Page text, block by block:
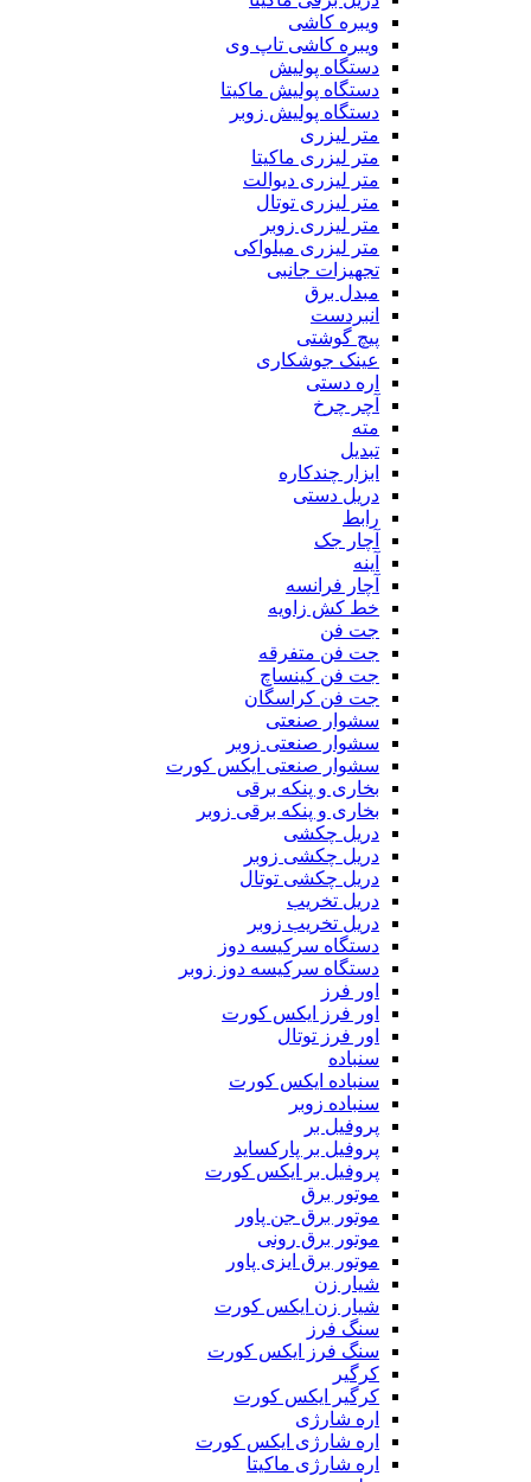
ویبره کاشی
ویبره کاشی تاپ وی
دستگاه پولیش
دستگاه پولیش ماکیتا
دستگاه پولیش زوبر
متر لیزری
متر لیزری ماکیتا
متر لیزری دیوالت
متر لیزری توتال
متر لیزری زوبر
متر لیزری میلواکی
تجهیزات جانبی
مبدل برق
انبردست
پیچ گوشتی
عینک جوشکاری
اره دستی
آچر چرخ
مته
تبدیل
ابزار چندکاره
دریل دستی
رابط
آچار جک
آینه
آچار فرانسه
خط کش زاویه
جت فن
جت فن متفرقه
جت فن کینساچ
جت فن کراسگان
سشوار صنعتی
سشوار صنعتی زوبر
سشوار صنعتی ایکس کورت
بخاری و پنکه برقی
بخاری و پنکه برقی زوبر
دریل چکشی
دریل چکشی زوبر
دریل چکشی توتال
دریل تخریب
دریل تخریب زوبر
دستگاه سرکیسه دوز
دستگاه سرکیسه دوز زوبر
اور فرز
اور فرز ایکس کورت
اور فرز توتال
سنباده
سنباده ایکس کورت
سنباده زوبر
پروفیل بر
پروفیل بر پارکساید
پروفیل بر ایکس کورت
موتور برق
موتور برق جن پاور
موتور برق رونی
موتور برق ایزی پاور
شیار زن
شیار زن ایکس کورت
سنگ فرز
سنگ فرز ایکس کورت
کرگیر
کرگیر ایکس کورت
اره شارژی
اره شارژی ایکس کورت
اره شارژی ماکیتا